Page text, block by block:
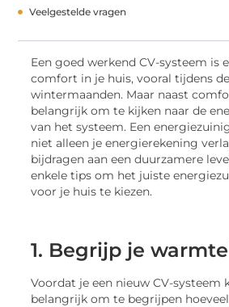
Veelgestelde vragen
Een goed werkend CV-systeem is
comfort in je huis, vooral tijdens
wintermaanden. Maar naast
belangrijk om te kijken naar de
van het systeem. Een
niet alleen je energierekening
bijdragen aan een duurzamere
enkele tips om het juiste
voor je huis te kiezen.
1. Begrijp je
Voordat je een nieuw CV-systeem
belangrijk om te begrijpen